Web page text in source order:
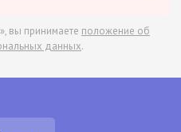
вы принимаете положение об
данных.